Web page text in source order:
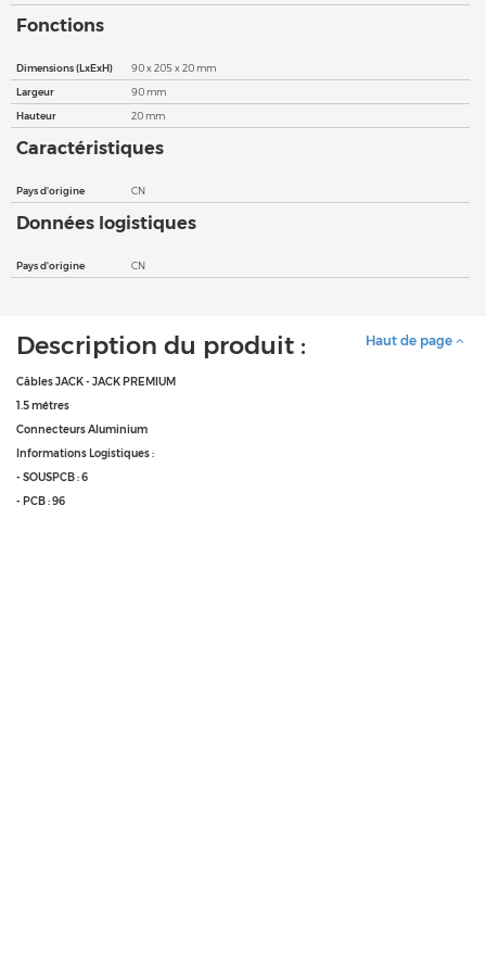
Fonctions
Dimensions (LxExH)
90 x 205 x 20 mm
Largeur
90 mm
Hauteur
20 mm
Caractéristiques
Pays d'origine CN
Données logistiques
Pays d'origine CN
Haut de page
Description du produit :
Câbles JACK - JACK PREMIUM
1.5 métres
Connecteurs Aluminium
Informations Logistiques :
- SOUSPCB : 6
- PCB : 96